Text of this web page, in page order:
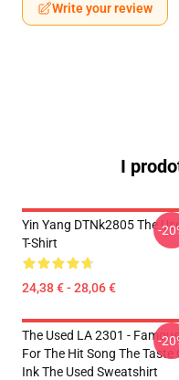
Write your review
I
Yin Yang DTNk2805 The
T-Shirt
24,38 € - 28,06 €
-
The Used LA 2301 - Famous
For The Hit Song The Taste
Ink The Used Sweatshirt
-